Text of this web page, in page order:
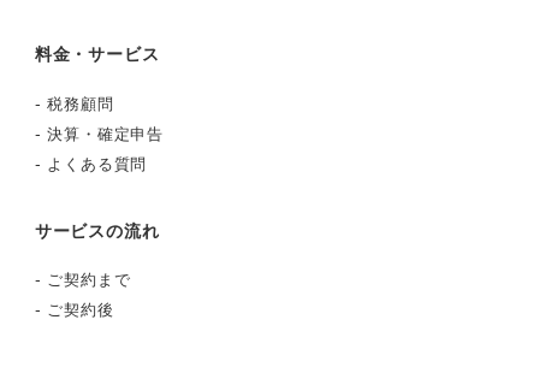
料金・サービス
-税務顧問
-決算・確定申告
- よくある質問
サービスの流れ
- ご契約まで
- ご契約後